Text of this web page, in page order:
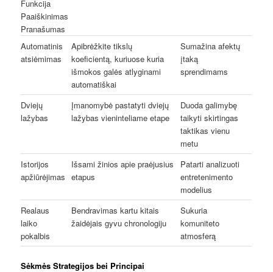
Funkcija
Paaiškinimas
Pranašumas
Automatinis
atsiėmimas
Apibrėžkite tikslų
koeficientą, kuriuose kuria
išmokos galės atlyginami
automatiškai
Sumažina afektų
įtaką
sprendimams
Dviejų
lažybas
Įmanomybė pastatyti dviejų
lažybas vieninteliame etape
Duoda galimybę
taikyti skirtingas
taktikas vienu
metu
Istorijos
apžiūrėjimas
Išsami žinios apie praėjusius
etapus
Patarti analizuoti
entretenimento
modelius
Realaus
laiko
pokalbis
Bendravimas kartu kitais
žaidėjais gyvu chronologiju
Sukuria
komuniteto
atmosferą
Sėkmės Strategijos bei Principai